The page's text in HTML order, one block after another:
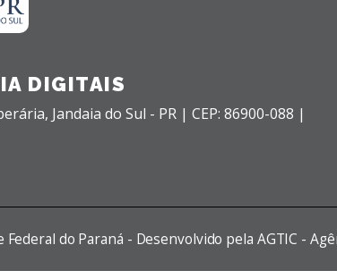
DIGITAIS
Jandaia do Sul - PR | CEP: 86900-088 |
do Paraná - Desenvolvido pela AGTIC -